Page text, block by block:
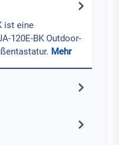
ist eine
120E-BK Outdoor-
Mehr